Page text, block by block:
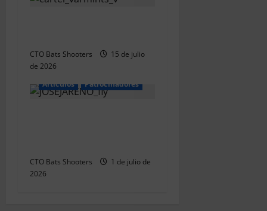
n
t
d
CTO Bats Shooters
15 de julio
de 2026
Articulos
Patrocinadores
CTO Bats Shooters
1 de julio de
2026